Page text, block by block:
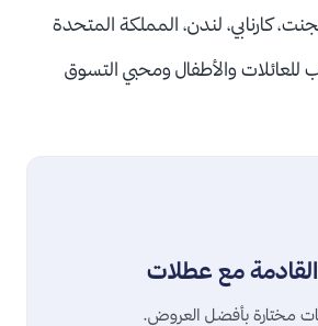
كارنابي، لندن، المملكة المتحدة
للعائلات والأطفال ومحبي التسوق
مع عطلات
مختارة بأفضل العروض.